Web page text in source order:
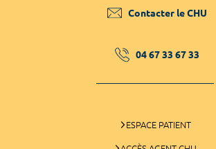
Contacter le CHU
04 67 33 67 33
ESPACE PATIENT